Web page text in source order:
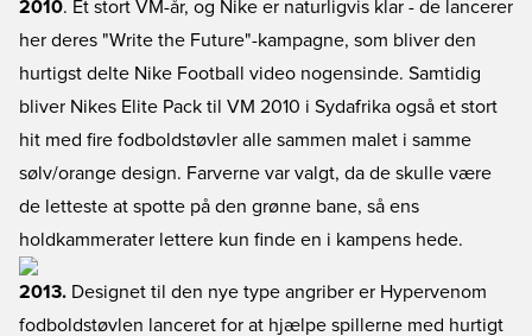
2010. Et stort VM-år, og Nike er naturligvis klar - de lancerer
her deres "Write the Future"-kampagne, som bliver den
hurtigst delte Nike Football video nogensinde. Samtidig
bliver Nikes Elite Pack til VM 2010 i Sydafrika også et stort
hit med fire fodboldstøvler alle sammen malet i samme
sølv/orange design. Farverne var valgt, da de skulle være
de letteste at spotte på den grønne bane, så ens
holdkammerater lettere kun finde en i kampens hede.
2013. Designet til den nye type angriber er Hypervenom
fodboldstøvlen lanceret for at hjælpe spillerne med hurtigt